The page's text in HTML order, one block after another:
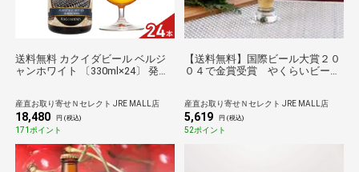
送料無料 カクイダビール ベルジ
ャンホワイト 〔330ml×24〕 発泡
産直お取り寄せＮセレクト JRE MALL店
18,480 円 (税込)
171ポイント
【送料無料】国際ビール大賞２０
０４で金賞受賞 やくらいビール
産直お取り寄せＮセレクト JRE MALL店
5,619 円 (税込)
52ポイント